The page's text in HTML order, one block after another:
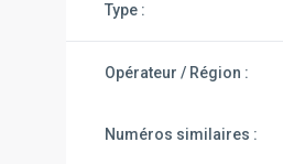
Type :
Opérateur / Région :
Numéros similaires :